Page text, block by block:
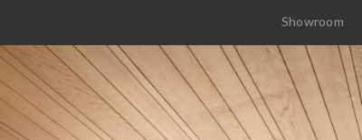
Showroom